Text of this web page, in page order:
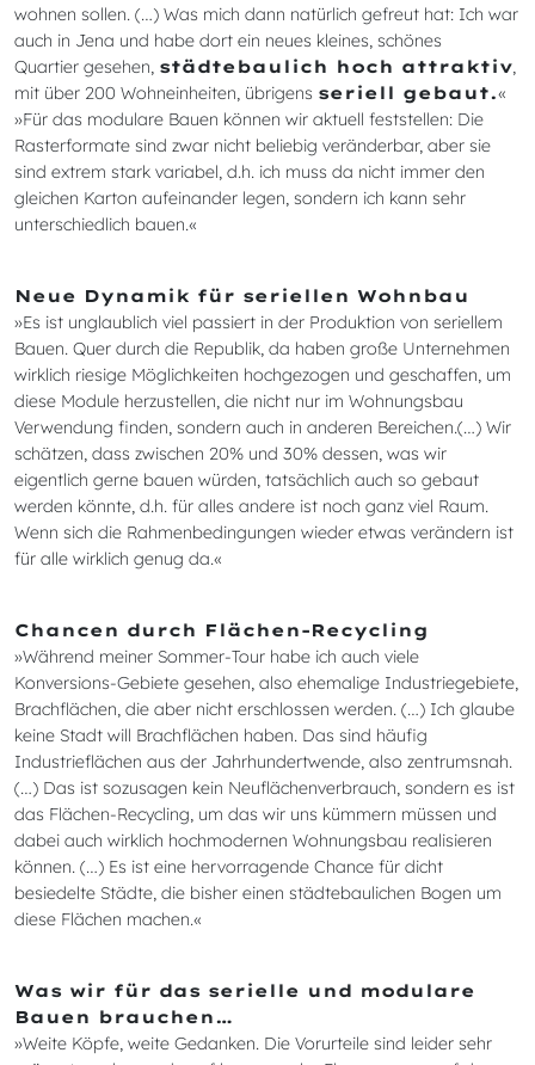
wohnen sollen. (…) Was mich dann natürlich gefreut hat: Ich war
auch in Jena und habe dort ein neues kleines, schönes
Quartier gesehen, städtebaulich hoch attraktiv,
mit über 200 Wohneinheiten, übrigens seriell gebaut.«
»Für das modulare Bauen können wir aktuell feststellen: Die
Rasterformate sind zwar nicht beliebig veränderbar, aber sie
sind extrem stark variabel, d.h. ich muss da nicht immer den
gleichen Karton aufeinander legen, sondern ich kann sehr
unterschiedlich bauen.«
Neue Dynamik für seriellen Wohnbau
»Es ist unglaublich viel passiert in der Produktion von seriellem
Bauen. Quer durch die Republik, da haben große Unternehmen
wirklich riesige Möglichkeiten hochgezogen und geschaffen, um
diese Module herzustellen, die nicht nur im Wohnungsbau
Verwendung finden, sondern auch in anderen Bereichen.(…) Wir
schätzen, dass zwischen 20% und 30% dessen, was wir
eigentlich gerne bauen würden, tatsächlich auch so gebaut
werden könnte, d.h. für alles andere ist noch ganz viel Raum.
Wenn sich die Rahmenbedingungen wieder etwas verändern ist
für alle wirklich genug da.«
Chancen durch Flächen-Recycling
»Während meiner Sommer-Tour habe ich auch viele
Konversions-Gebiete gesehen, also ehemalige Industriegebiete,
Brachflächen, die aber nicht erschlossen werden. (…) Ich glaube
keine Stadt will Brachflächen haben. Das sind häufig
Industrieflächen aus der Jahrhundertwende, also zentrumsnah.
(…) Das ist sozusagen kein Neuflächenverbrauch, sondern es ist
das Flächen-Recycling, um das wir uns kümmern müssen und
dabei auch wirklich hochmodernen Wohnungsbau realisieren
können. (…) Es ist eine hervorragende Chance für dicht
besiedelte Städte, die bisher einen städtebaulichen Bogen um
diese Flächen machen.«
Was wir für das serielle und modulare
Bauen brauchen…
»Weite Köpfe, weite Gedanken. Die Vorurteile sind leider sehr